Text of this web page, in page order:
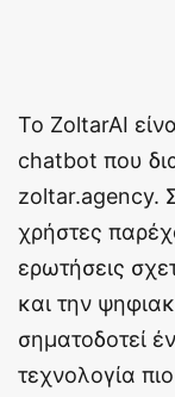
Το ZoltarAI
chatbot που
zoltar.agency.
χρήστες
ερωτήσεις
και την
σηματοδοτεί
τεχνολογία